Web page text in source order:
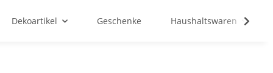
Dekoartikel Geschenke Haushaltswaren